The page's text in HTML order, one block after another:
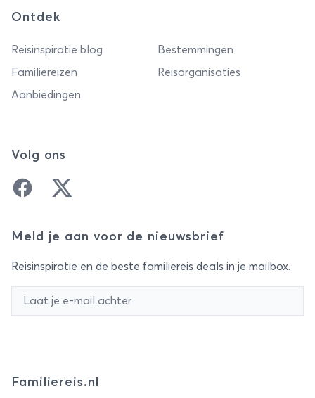
Ontdek
Reisinspiratie blog
Bestemmingen
Familiereizen
Reisorganisaties
Aanbiedingen
Volg ons
FacebookTwitter
Meld je aan voor de nieuwsbrief
Reisinspiratie en de beste familiereis deals in je mailbox.
Familiereis.nl